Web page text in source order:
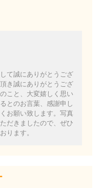
て誠にありがとうござ
き誠にありがとうござ
こと、大変嬉しく思い
とのお言葉、感謝申し
お願い致します。写真
だきましたので、ぜひ
ります。